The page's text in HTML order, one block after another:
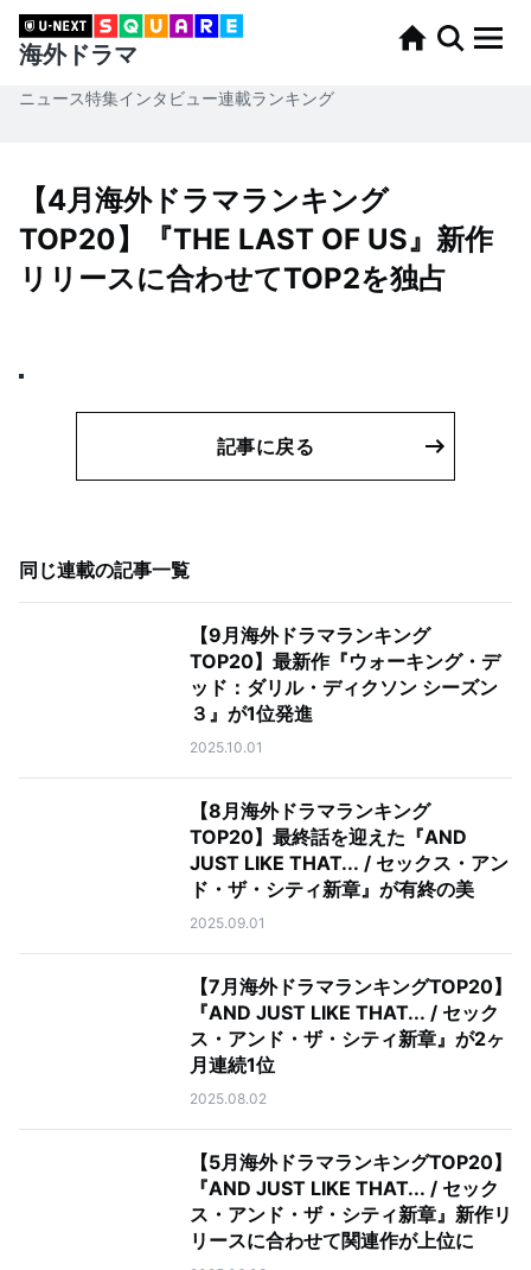
海外ドラマ
ニュース特集インタビュー連載ランキング
【4月海外ドラマランキング
TOP20】『THE LAST OF US』新作
リリースに合わせてTOP2を独占
記事に戻る
同じ連載の記事一覧
【9月海外ドラマランキング
TOP20】最新作『ウォーキング・デ
ッド：ダリル・ディクソン シーズン
３』が1位発進
2025.10.01
【8月海外ドラマランキング
TOP20】最終話を迎えた『AND
JUST LIKE THAT... / セックス・アン
ド・ザ・シティ新章』が有終の美
2025.09.01
【7月海外ドラマランキングTOP20】
『AND JUST LIKE THAT... / セック
ス・アンド・ザ・シティ新章』が2ヶ
月連続1位
2025.08.02
【5月海外ドラマランキングTOP20】
『AND JUST LIKE THAT... / セック
ス・アンド・ザ・シティ新章』新作リ
リースに合わせて関連作が上位に